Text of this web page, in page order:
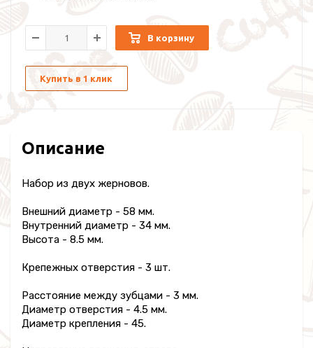
В корзину
Купить в 1 клик
Описание
Набор из двух жерновов.
Внешний диаметр - 58 мм.
Внутренний диаметр - 34 мм.
Высота - 8.5 мм.
Крепежных отверстия - 3 шт.
Расстояние между зубцами - 3 мм.
Диаметр отверстия - 4.5 мм.
Диаметр крепления - 45.